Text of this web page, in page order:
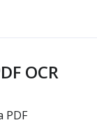
OCR
PDF